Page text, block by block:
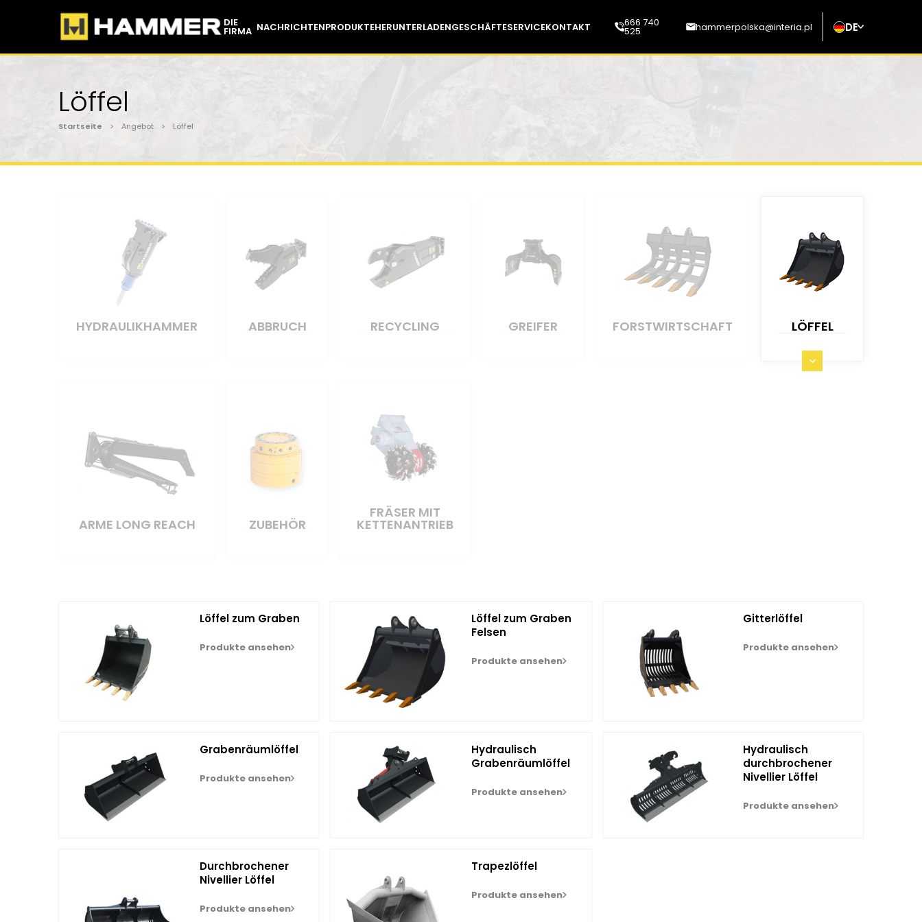
DIE
FIRMA NACHRICHTENPRODUKTEHERUNTERLADENGESCHÄFTESERVICEKONTAKT 666 740
525 hammerpolska@interia.pl DE
Löffel
Startseite > Angebot > Löffel
HYDRAULIKHAMMER ABBRUCH RECYCLING GREIFER FORSTWIRTSCHAFT LÖFFEL
ARME LONG REACH ZUBEHÖR
FRÄSER MIT
KETTENANTRIEB
Löffel zum Graben
Produkte ansehen
Löffel zum Graben
Felsen
Produkte ansehen
Gitterlöffel
Produkte ansehen
Grabenräumlöffel
Produkte ansehen
Hydraulisch
Grabenräumlöffel
Produkte ansehen
Hydraulisch
durchbrochener
Nivellier Löffel
Produkte ansehen
Durchbrochener
Nivellier Löffel
Produkte ansehen
Trapezlöffel
Produkte ansehen